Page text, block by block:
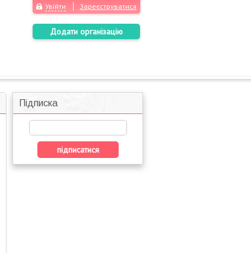
Увійти Зареєструватися
Додати організацію
Підписка